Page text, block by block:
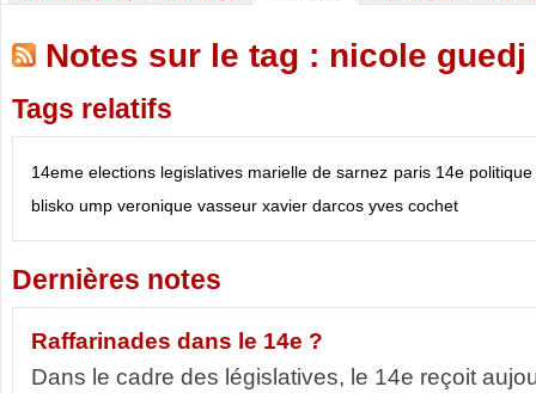
Notes sur le tag : nicole guedj
Tags relatifs
14eme elections legislatives marielle de sarnez paris 14e politique
blisko ump veronique vasseur xavier darcos yves cochet
Dernières notes
Raffarinades dans le 14e ?
Dans le cadre des législatives, le 14e reçoit